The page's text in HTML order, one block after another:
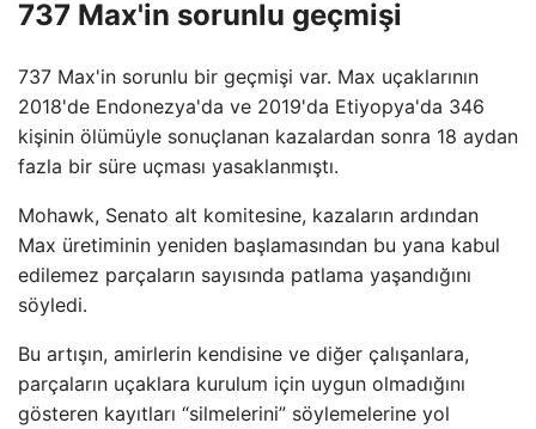
737 Max'in sorunlu geçmişi
737 Max'in sorunlu bir geçmişi var. Max uçaklarının
2018'de Endonezya'da ve 2019'da Etiyopya'da 346
kişinin ölümüyle sonuçlanan kazalardan sonra 18 aydan
fazla bir süre uçması yasaklanmıştı.
Mohawk, Senato alt komitesine, kazaların ardından
Max üretiminin yeniden başlamasından bu yana kabul
edilemez parçaların sayısında patlama yaşandığını
söyledi.
Bu artışın, amirlerin kendisine ve diğer çalışanlara,
parçaların uçaklara kurulum için uygun olmadığını
gösteren kayıtları “silmelerini” söylemelerine yol